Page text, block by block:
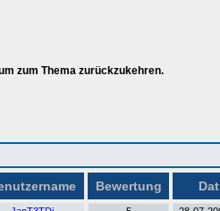
zum Thema zurückzukehren.
Bewertung